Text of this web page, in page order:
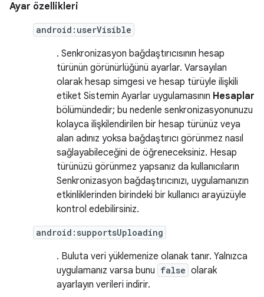
Ayar özellikleri
android:userVisible
. Senkronizasyon bağdaştırıcısının hesap
türünün görünürlüğünü ayarlar. Varsayılan
olarak hesap simgesi ve hesap türüyle ilişkili
etiket Sistemin Ayarlar uygulamasının Hesaplar
bölümündedir; bu nedenle senkronizasyonunuzu
kolayca ilişkilendirilen bir hesap türünüz veya
alan adınız yoksa bağdaştırıcı görünmez nasıl
sağlayabileceğini de öğreneceksiniz. Hesap
türünüzü görünmez yapsanız da kullanıcıların
Senkronizasyon bağdaştırıcınızı, uygulamanızın
etkinliklerinden birindeki bir kullanıcı arayüzüyle
kontrol edebilirsiniz.
android:supportsUploading
. Buluta veri yüklemenize olanak tanır. Yalnızca
uygulamanız varsa bunu false olarak
ayarlayın verileri indirir.